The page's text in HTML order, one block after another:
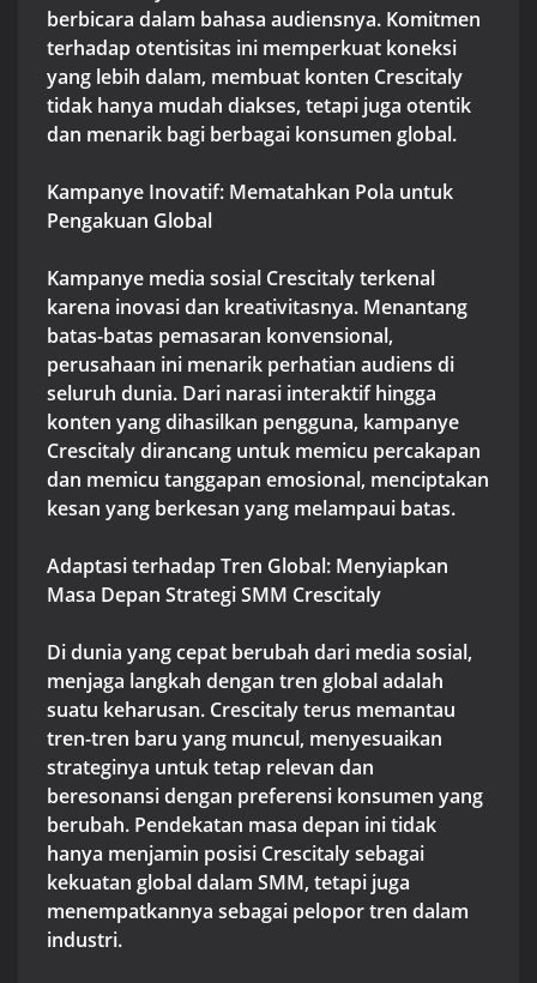
berbicara dalam bahasa audiensnya. Komitmen
terhadap otentisitas ini memperkuat koneksi
yang lebih dalam, membuat konten Crescitaly
tidak hanya mudah diakses, tetapi juga otentik
dan menarik bagi berbagai konsumen global.
Kampanye Inovatif: Mematahkan Pola untuk
Pengakuan Global
Kampanye media sosial Crescitaly terkenal
karena inovasi dan kreativitasnya. Menantang
batas-batas pemasaran konvensional,
perusahaan ini menarik perhatian audiens di
seluruh dunia. Dari narasi interaktif hingga
konten yang dihasilkan pengguna, kampanye
Crescitaly dirancang untuk memicu percakapan
dan memicu tanggapan emosional, menciptakan
kesan yang berkesan yang melampaui batas.
Adaptasi terhadap Tren Global: Menyiapkan
Masa Depan Strategi SMM Crescitaly
Di dunia yang cepat berubah dari media sosial,
menjaga langkah dengan tren global adalah
suatu keharusan. Crescitaly terus memantau
tren-tren baru yang muncul, menyesuaikan
strateginya untuk tetap relevan dan
beresonansi dengan preferensi konsumen yang
berubah. Pendekatan masa depan ini tidak
hanya menjamin posisi Crescitaly sebagai
kekuatan global dalam SMM, tetapi juga
menempatkannya sebagai pelopor tren dalam
industri.